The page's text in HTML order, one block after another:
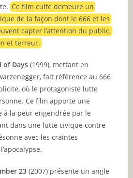
Ce film culte demeure un
de la façon dont le 666 et les
capter l’attention du public,
et terreur.
of Days (1999), mettant en
fait référence au 666
où le protagoniste lutte
Ce film apporte une
à la peur engendrée par le
dans une lutte civique contre
avec les craintes
23 (2007) présente un angle